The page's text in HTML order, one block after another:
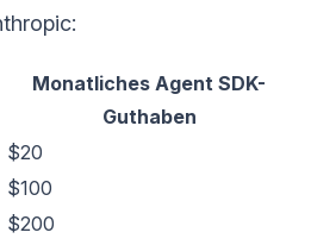
Monatliches Agent SDK-
Guthaben
$20
$100
$200